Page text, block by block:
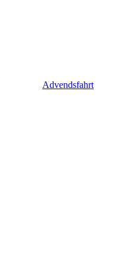
Advendsfahrt